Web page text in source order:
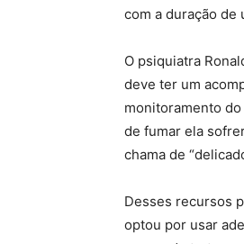
com a duração de
O psiquiatra
deve ter um
monitoramento
de fumar ela
chama de
Desses recursos
optou por usar